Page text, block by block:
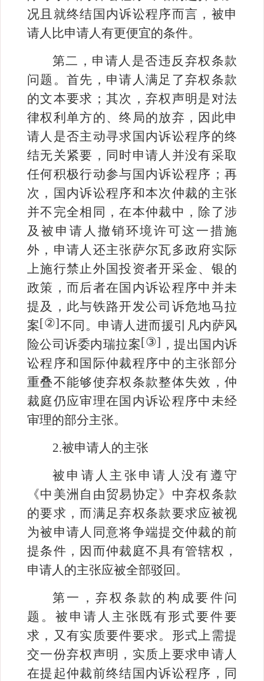
况且就终结国内诉讼程序而言，被申
请人比申请人有更便宜的条件。
第二，申请人是否违反弃权条款
问题。首先，申请人满足了弃权条款
的文本要求；其次，弃权声明是对法
律权利单方的、终局的放弃，因此申
请人是否主动寻求国内诉讼程序的终
结无关紧要，同时申请人并没有采取
任何积极行动参与国内诉讼程序；再
次，国内诉讼程序和本次仲裁的主张
并不完全相同，在本仲裁中，除了涉
及被申请人撤销环境许可这一措施
外，申请人还主张萨尔瓦多政府实际
上施行禁止外国投资者开采金、银的
政策，而后者在国内诉讼程序中并未
提及，此与铁路开发公司诉危地马拉
案[②]不同。申请人进而援引凡内萨风
险公司诉委内瑞拉案[③] ，提出国内诉
讼程序和国际仲裁程序中的主张部分
重叠不能够使弃权条款整体失效，仲
裁庭仍应审理在国内诉讼程序中未经
审理的部分主张。
2.被申请人的主张
被申请人主张申请人没有遵守
《中美洲自由贸易协定》中弃权条款
的要求，而满足弃权条款要求应被视
为被申请人同意将争端提交仲裁的前
提条件，因而仲裁庭不具有管辖权，
申请人的主张应被全部驳回。
第一，弃权条款的构成要件问
题。被申请人主张既有形式要件要
求，又有实质要件要求。形式上需提
交一份弃权声明，实质上要求申请人
在提起仲裁前终结国内诉讼程序，同